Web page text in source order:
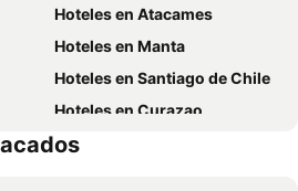
Hoteles en Atacames
Hoteles en Manta
Hoteles en Santiago de Chile
Hoteles en Curazao
Hoteles en Santa Cruz